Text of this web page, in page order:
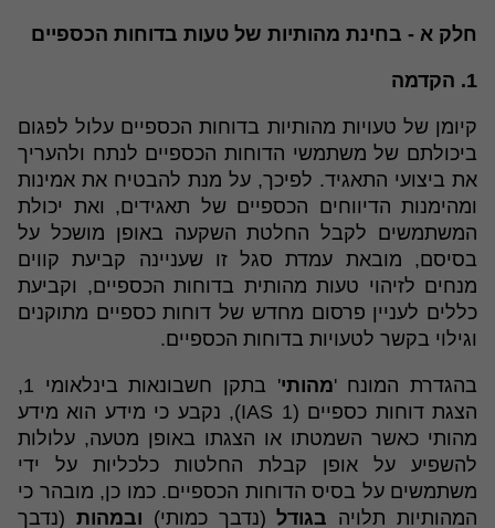
חלק א - בחינת מהותיות של טעות בדוחות הכספיים
1. הקדמה
קיומן של טעויות מהותיות בדוחות הכספיים עלול לפגום
ביכולתם של משתמשי הדוחות הכספיים לנתח ולהעריך
את ביצועי התאגיד. לפיכך, על מנת להבטיח את אמינות
ומהימנות הדיווחים הכספיים של תאגידים, ואת יכולת
המשתמשים לקבל החלטת השקעה באופן מושכל על
בסיסם, מובאת עמדת סגל זו שעניינה קביעת קווים
מנחים לזיהוי טעות מהותית בדוחות הכספיים, וקביעת
כללים לעניין פרסום מחדש של דוחות כספיים מתוקנים
וגילוי בקשר לטעויות בדוחות הכספיים.
בהגדרת המונח 'מהותי
' בתקן חשבונאות בינלאומי 1,
הצגת דוחות כספיים (IAS 1), נקבע כי מידע הוא מידע
מהותי כאשר השמטתו או הצגתו באופן מטעה, עלולות
להשפיע על אופן קבלת החלטות כלכליות על ידי
משתמשים על בסיס הדוחות הכספיים. כמו כן, מובהר כי
המהותיות תלויה בגודל (נדבך כמותי) ובמהות (נדבך